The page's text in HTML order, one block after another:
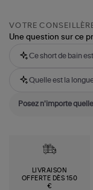
VOTRE
Une question sur ce
Ce short de bain
Quelle est la
LIVRAISON
OFFERTE DÈS 150
€